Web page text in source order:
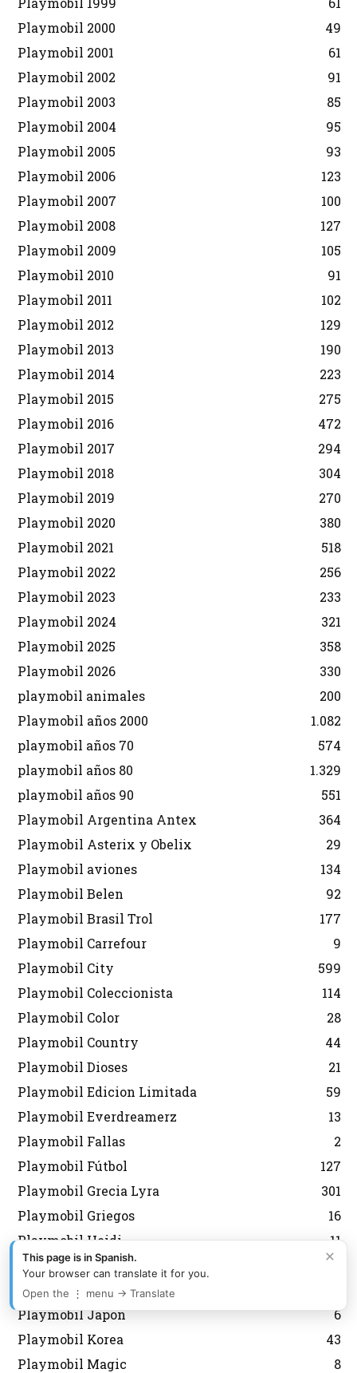
Playmobil 2000
49
Playmobil 2001
61
Playmobil 2002
91
Playmobil 2003
85
Playmobil 2004
95
Playmobil 2005
93
Playmobil 2006
123
Playmobil 2007
100
Playmobil 2008
127
Playmobil 2009
105
Playmobil 2010
91
Playmobil 2011
102
Playmobil 2012
129
Playmobil 2013
190
Playmobil 2014
223
Playmobil 2015
275
Playmobil 2016
472
Playmobil 2017
294
Playmobil 2018
304
Playmobil 2019
270
Playmobil 2020
380
Playmobil 2021
518
Playmobil 2022
256
Playmobil 2023
233
Playmobil 2024
321
Playmobil 2025
358
Playmobil 2026
330
playmobil animales
200
Playmobil años 2000
1.082
playmobil años 70
574
playmobil años 80
1.329
playmobil años 90
551
Playmobil Argentina Antex
364
Playmobil Asterix y Obelix
29
Playmobil aviones
134
Playmobil Belen
92
Playmobil Brasil Trol
177
Playmobil Carrefour
9
Playmobil City
599
Playmobil Coleccionista
114
Playmobil Color
28
Playmobil Country
44
Playmobil Dioses
21
Playmobil Edicion Limitada
59
Playmobil Everdreamerz
13
Playmobil Fallas
2
Playmobil Fútbol
127
Playmobil Grecia Lyra
301
Playmobil Griegos
16
Playmobil Heidi
11
Playmobil Heroes
Playmobil History
Playmobil Japon
6
Playmobil Korea
43
Playmobil Magic
8
×
This page is in Spanish.
Your browser can translate it for you.
Open the ⋮ menu → Translate